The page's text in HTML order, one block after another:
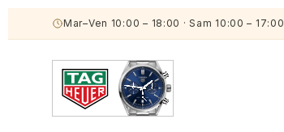
Mar–Ven 10:00 – 18:00 · Sam 10:00 – 17:00